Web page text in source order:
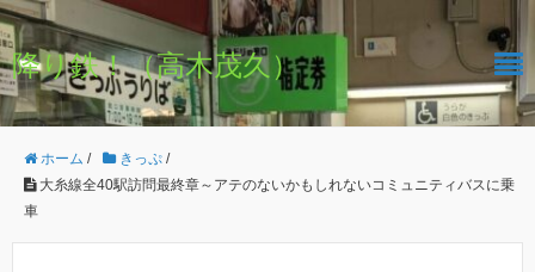
降り鉄！（高木茂久）
ホーム / きっぷ /
大糸線全40駅訪問最終章～アテのないかもしれないコミュニティバスに乗
車